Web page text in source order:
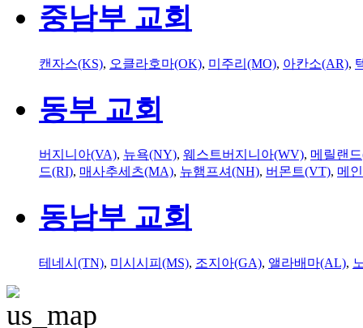
중남부 교회
캔자스(KS), 오클라호마(OK), 미주리(MO), 아칸소(AR),
동부 교회
버지니아(VA), 뉴욕(NY), 웨스트버지니아(WV), 메릴랜
드(RI), 매사추세츠(MA), 뉴햄프셔(NH), 버몬트(VT), 메
동남부 교회
테네시(TN), 미시시피(MS), 조지아(GA), 앨라배마(AL),